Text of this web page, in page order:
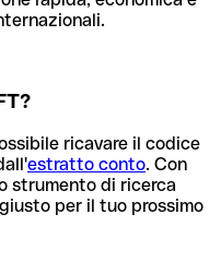
ricavare il codice
estratto conto. Con
strumento di ricerca
per il tuo prossimo